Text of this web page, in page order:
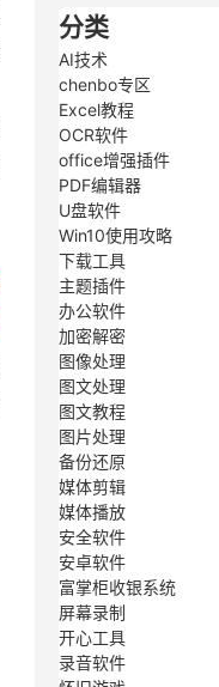
分类
AI技术
chenbo专区
Excel教程
OCR软件
office增强插件
PDF编辑器
U盘软件
Win10使用攻略
下载工具
主题插件
办公软件
加密解密
图像处理
图文处理
图文教程
图片处理
备份还原
媒体剪辑
媒体播放
安全软件
安卓软件
富掌柜收银系统
屏幕录制
开心工具
录音软件